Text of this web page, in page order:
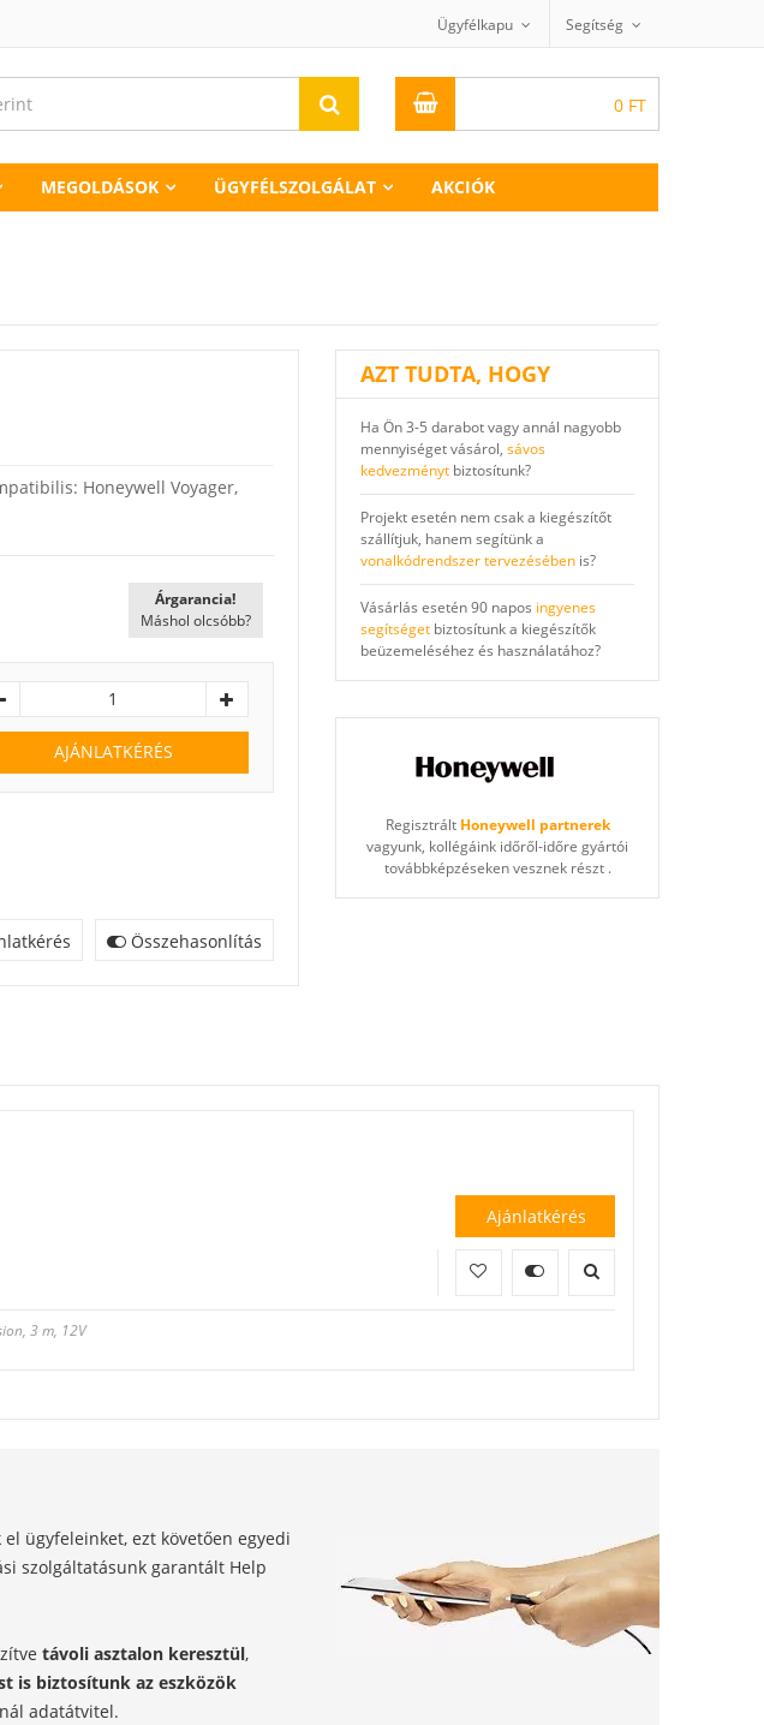
Ügyfélkapu Segítség
0 FT
MEGOLDÁSOK ÜGYFÉLSZOLGÁLAT AKCIÓK
Honeywell Voyager,
Árgarancia!
Máshol olcsóbb?
AJÁNLATKÉRÉS
Összehasonlítás
AZT TUDTA, HOGY
Ha Ön 3-5 darabot vagy annál nagyobb
mennyiséget vásárol, sávos
kedvezményt biztosítunk?
Projekt esetén nem csak a kiegészítőt
szállítjuk, hanem segítünk a
vonalkódrendszer tervezésében is?
Vásárlás esetén 90 napos ingyenes
segítséget biztosítunk a kiegészítők
beüzemeléséhez és használatához?
Regisztrált Honeywell partnerek
vagyunk, kollégáink időről-időre gyártói
továbbképzéseken vesznek részt .
Ajánlatkérés
3 m, 12V
ügyfeleinket, ezt követően egyedi
szolgáltatásunk garantált Help
távoli asztalon keresztül,
is biztosítunk az eszközök
adatátvitel.